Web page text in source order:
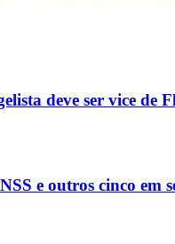
deve ser vice de
e outros cinco em